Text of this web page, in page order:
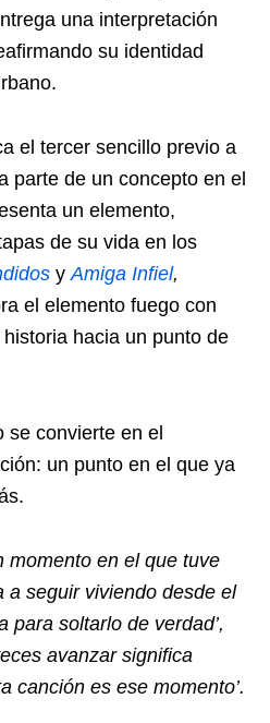
una interpretación
su identidad
el tercer sencillo previo a
parte de un concepto en el
un elemento,
de su vida en los
y Amiga Infiel,
el elemento fuego con
hacia un punto de
se convierte en el
un punto en el que ya
momento en el que tuve
a seguir viviendo desde el
para soltarlo de verdad’,
avanzar significa
canción es ese momento’.